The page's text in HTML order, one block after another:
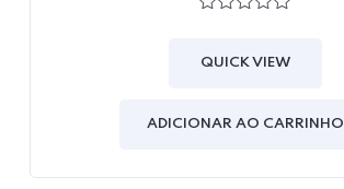
of
QUICK VIEW
ADICIONAR AO CARRINHO